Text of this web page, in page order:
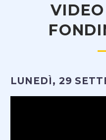
LUNEDÌ, 29